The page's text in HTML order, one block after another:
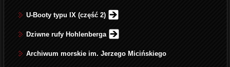
U-Booty typu IX (część 2)
Dziwne rufy Hohlenberga
Archiwum morskie im. Jerzego Micińskiego